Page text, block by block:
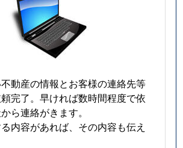
動産の情報とお客様の連絡先等
完了。早ければ数時間程度で依
ら連絡がきます。
内容があれば、その内容も伝え